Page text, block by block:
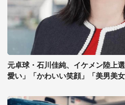
元卓球・石川佳純、イケメン陸上
愛い」「かわいい笑顔」「美男美